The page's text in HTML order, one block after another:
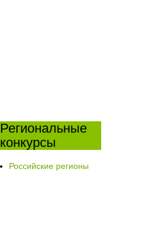
Региональные
конкурсы
Российские регионы